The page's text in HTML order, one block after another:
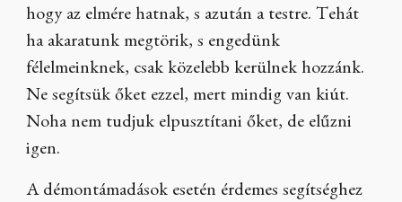
hogy az elmére hatnak, s azután a testre. Tehát
ha akaratunk megtörik, s engedünk
félelmeinknek, csak közelebb kerülnek hozzánk.
Ne segítsük őket ezzel, mert mindig van kiút.
Noha nem tudjuk elpusztítani őket, de elűzni
igen.
A démontámadások esetén érdemes segítséghez